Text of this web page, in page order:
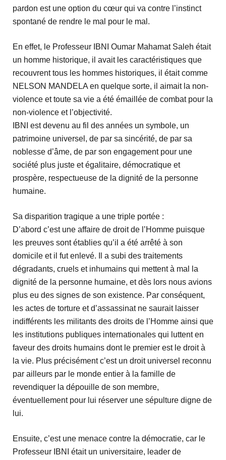
pardon est une option du cœur qui va contre l’instinct
spontané de rendre le mal pour le mal.
En effet, le Professeur IBNI Oumar Mahamat Saleh était
un homme historique, il avait les caractéristiques que
recouvrent tous les hommes historiques, il était comme
NELSON MANDELA en quelque sorte, il aimait la non-
violence et toute sa vie a été émaillée de combat pour la
non-violence et l’objectivité.
IBNI est devenu au fil des années un symbole, un
patrimoine universel, de par sa sincérité, de par sa
noblesse d’âme, de par son engagement pour une
société plus juste et égalitaire, démocratique et
prospère, respectueuse de la dignité de la personne
humaine.
Sa disparition tragique a une triple portée :
D’abord c’est une affaire de droit de l’Homme puisque
les preuves sont établies qu’il a été arrêté à son
domicile et il fut enlevé. Il a subi des traitements
dégradants, cruels et inhumains qui mettent à mal la
dignité de la personne humaine, et dès lors nous avions
plus eu des signes de son existence. Par conséquent,
les actes de torture et d’assassinat ne saurait laisser
indifférents les militants des droits de l’Homme ainsi que
les institutions publiques internationales qui luttent en
faveur des droits humains dont le premier est le droit à
la vie. Plus précisément c’est un droit universel reconnu
par ailleurs par le monde entier à la famille de
revendiquer la dépouille de son membre,
éventuellement pour lui réserver une sépulture digne de
lui.
Ensuite, c’est une menace contre la démocratie, car le
Professeur IBNI était un universitaire, leader de